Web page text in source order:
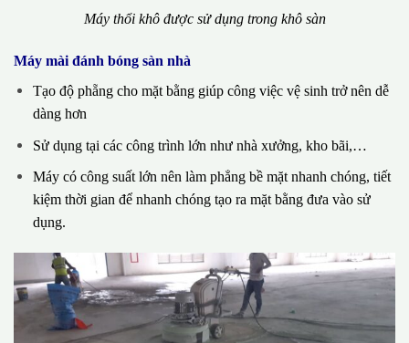
Máy thổi khô được sử dụng trong khô sàn
Máy mài đánh bóng sàn nhà
Tạo độ phẵng cho mặt bằng giúp công việc vệ sinh trở nên dễ
dàng hơn
Sử dụng tại các công trình lớn như nhà xưởng, kho bãi,…
Máy có công suất lớn nên làm phẳng bề mặt nhanh chóng, tiết
kiệm thời gian để nhanh chóng tạo ra mặt bằng đưa vào sử
dụng.